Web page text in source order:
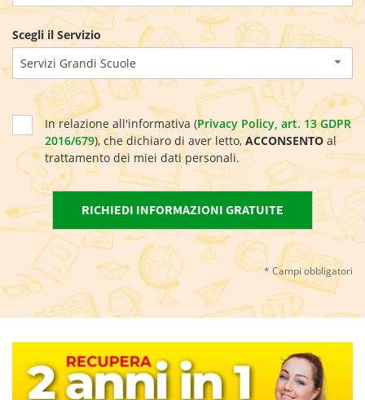
Scegli il Servizio
Servizi Grandi Scuole
In relazione all'informativa (Privacy Policy, art. 13 GDPR
2016/679), che dichiaro di aver letto,ACCONSENTOal
trattamento dei miei dati personali.
* Campi obbligatori